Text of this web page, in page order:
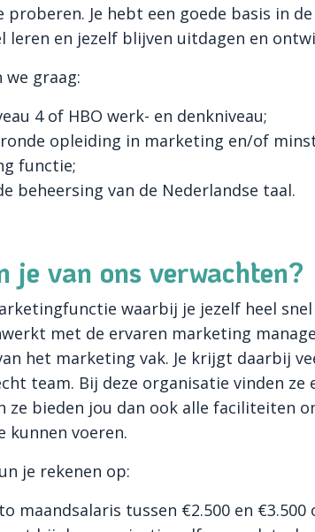
proberen. Je hebt een goede basis in
leren en jezelf blijven uitdagen en
we graag:
4 of HBO werk- en denkniveau;
opleiding in marketing en/of
functie;
beheersing van de Nederlandse taal.
je van ons verwachten?
waarbij je jezelf heel
met de ervaren marketing
het marketing vak. Je krijgt daarbij
team. Bij deze organisatie vinden ze
ze bieden jou dan ook alle faciliteiten
kunnen voeren.
je rekenen op:
maandsalaris tussen €2.500 en €3.500